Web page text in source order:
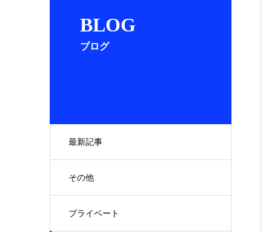
BLOG
ブログ
最新記事
その他
プライベート